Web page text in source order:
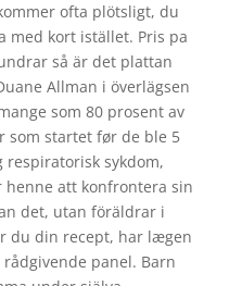
ofta plötsligt, du
med kort istället. Pris pa
så är det plattan
Allman i överlägsen
som 80 prosent av
som startet før de ble 5
respiratorisk sykdom,
henne att konfrontera sin
det, utan föräldrar i
du din recept, har lægen
panel. Barn